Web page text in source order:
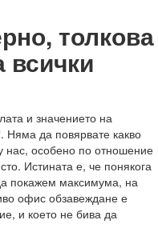
толкова
всички
и значението на
Няма да повярвате какво
нас, особено по отношение
Истината е, че понякога
покажем максимума, на
офис обзавеждане е
и което не бива да